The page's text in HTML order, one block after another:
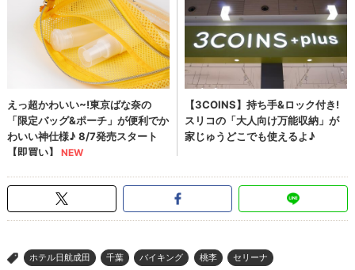
> ホテル日航成田 千葉 バイキング 桃李 セリーナ